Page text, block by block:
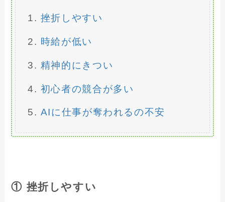
挫折しやすい
時給が低い
精神的にきつい
初心者の競合が多い
AIに仕事が奪われるの不安
① 挫折しやすい